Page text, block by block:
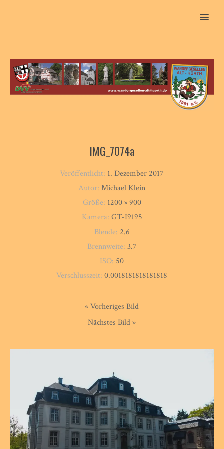
MENU
IMG_7074a
Veröffentlicht: 1. Dezember 2017
Autor: Michael Klein
Größe: 1200 × 900
Kamera: GT-I9195
Blende: 2.6
Brennweite: 3.7
ISO: 50
Verschlusszeit: 0.0018181818181818
« Vorheriges Bild
Nächstes Bild »